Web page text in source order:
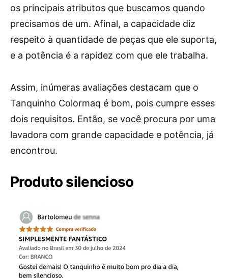
os principais atributos que buscamos quando
precisamos de um. Afinal, a capacidade diz
respeito à quantidade de peças que ele suporta,
e a potência é a rapidez com que ele trabalha.
Assim, inúmeras avaliações destacam que o
Tanquinho Colormaq é bom, pois cumpre esses
dois requisitos. Então, se você procura por uma
lavadora com grande capacidade e potência, já
encontrou.
Produto silencioso